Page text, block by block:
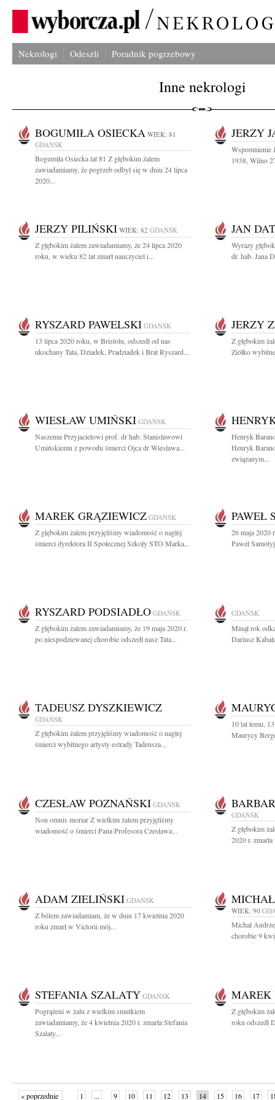
Nekrologi Odeszli Poradnik pogrzebowy
Inne nekrologi
BOGUMIŁA OSIECKA WIEK: 81
GDAŃSK
Bogumiła Osiecka lat 81 Z głębokim żalem
zawiadamiamy, że pogrzeb odbył się w dniu 24 lipca
2020...
JERZY
Wspomnienie
1938, Wilno
JERZY PILIŃSKI WIEK: 82 GDAŃSK
Z głębokim żalem zawiadamiamy, że 24 lipca 2020
roku, w wieku 82 lat zmarł nauczyciel i...
JAN
Wyrazy
dr. hab. Jana
RYSZARD PAWELSKI GDAŃSK
13 lipca 2020 roku, w Bristolu, odszedł od nas
ukochany Tata, Dziadek, Pradziadek i Brat Ryszard...
JERZY
Z głębokim
Ziółko
WIESŁAW UMIŃSKI GDAŃSK
Naszemu Przyjacielowi prof. dr hab. Stanisławowi
Umińskiemu z powodu śmierci Ojca dr Wiesława...
Henryk
Henryk
związanym...
MAREK GRĄZIEWICZ GDAŃSK
Z głębokim żalem przyjęliśmy wiadomość o nagłej
śmierci dyrektora II Społecznej Szkoły STO Marka...
PAWEŁ
26 maja 2020
Paweł
RYSZARD PODSIADŁO GDAŃSK
Z głębokim żalem zawiadamiamy, że 19 maja 2020 r.
po niespodziewanej chorobie odszedł nasz Tata...
GDAŃSK
Minął rok
Dariusz
TADEUSZ DYSZKIEWICZ
GDAŃSK
Z głębokim żalem przyjęliśmy wiadomość o nagłej
śmierci wybitnego artysty estrady Tadeusza...
10 lat temu,
Maurycy
CZESŁAW POZNAŃSKI GDAŃSK
Non omnis moriar Z wielkim żalem przyjęliśmy
wiadomość o śmierci Pana Profesora Czesława...
GDAŃSK
Z głębokim
2020 r.
ADAM ZIELIŃSKI GDAŃSK
Z bólem zawiadamiam, że w dniu 17 kwietnia 2020
roku zmarł w Victorii mój...
WIEK: 90
Michał
chorobie 9
STEFANIA SZALATY GDAŃSK
Pogrążeni w żalu z wielkim smutkiem
zawiadamiamy, że 4 kwietnia 2020 r. zmarła Stefania
Szalaty...
MAREK
Z głębokim
roku odszedł
« poprzednie 1 ... 9 10 11 12 13 14 15 16 17